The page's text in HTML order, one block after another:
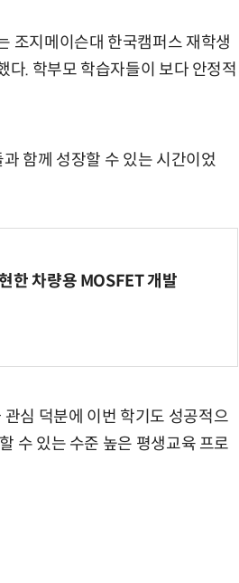
조지메이슨대 한국캠퍼스 재학생
다. 학부모 학습자들이 보다 안정적
함께 성장할 수 있는 시간이었
한 차량용 MOSFET 개발
심 덕분에 이번 학기도 성공적으
수 있는 수준 높은 평생교육 프로